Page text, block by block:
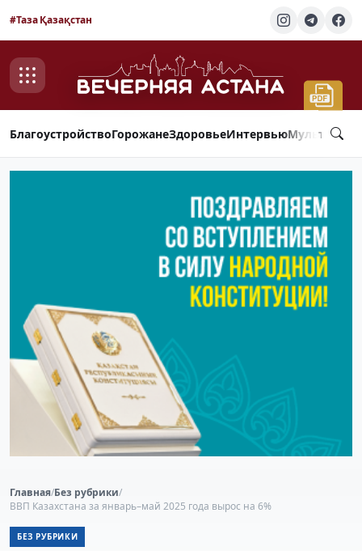
#Таза Қазақстан
БлагоустройствоГорожанеЗдоровьеИнтервью
Главная/Без рубрики/
ВВП Казахстана за январь–май 2025 года вырос на 6%
БЕЗ РУБРИКИ